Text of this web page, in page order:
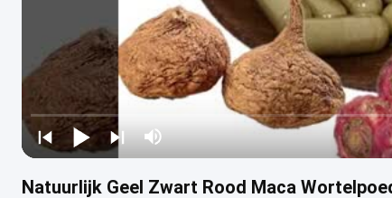
Natuurlijk Geel Zwart Rood Maca